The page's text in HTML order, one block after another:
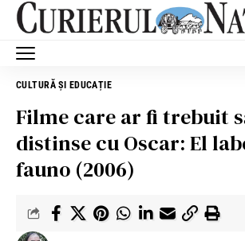
CULTURĂ ȘI EDUCAȚIE
Filme care ar fi trebuit
distinse cu Oscar: El
fauno (2006)